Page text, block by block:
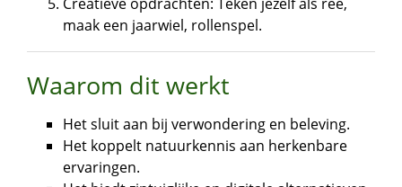
maak een jaarwiel, rollenspel.
Waarom dit werkt
Het sluit aan bij verwondering en beleving.
Het koppelt natuurkennis aan herkenbare
ervaringen.